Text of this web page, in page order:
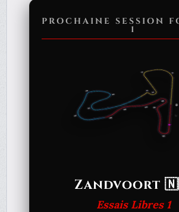
PROCHAINE SESSION
1
Zandvoort
Essais Libres 1